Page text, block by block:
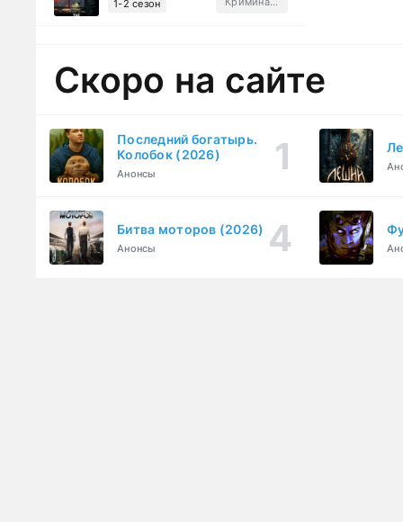
1-2 сезон
Скоро на сайте
Последний богатырь.
Колобок (2026)
Анонсы
Битва моторов (2026)
Анонсы